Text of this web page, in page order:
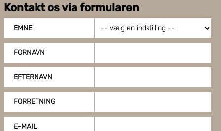
Kontakt os via formularen
EMNE
FORNAVN
EFTERNAVN
FORRETNING
E-MAIL